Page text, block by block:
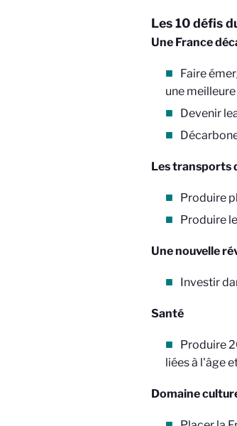
Les 10 défis
Une France
Faire
une
Devenir
Les transports
Produire
Produire
Une nouvelle
Investir
Santé
Produire
liées à l'âge
Domaine